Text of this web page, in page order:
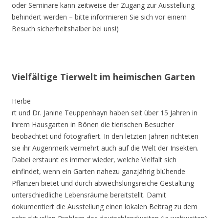
oder Seminare kann zeitweise der Zugang zur Ausstellung
behindert werden – bitte informieren Sie sich vor einem
Besuch sicherheitshalber bei uns!)
Vielfältige Tierwelt im heimischen Garten
Herbe
rt und Dr. Janine Teuppenhayn haben seit über 15 Jahren in
ihrem Hausgarten in Bönen die tierischen Besucher
beobachtet und fotografiert. In den letzten Jahren richteten
sie ihr Augenmerk vermehrt auch auf die Welt der Insekten.
Dabei erstaunt es immer wieder, welche Vielfalt sich
einfindet, wenn ein Garten nahezu ganzjährig blühende
Pflanzen bietet und durch abwechslungsreiche Gestaltung
unterschiedliche Lebensräume bereitstellt. Damit
dokumentiert die Ausstellung einen lokalen Beitrag zu dem